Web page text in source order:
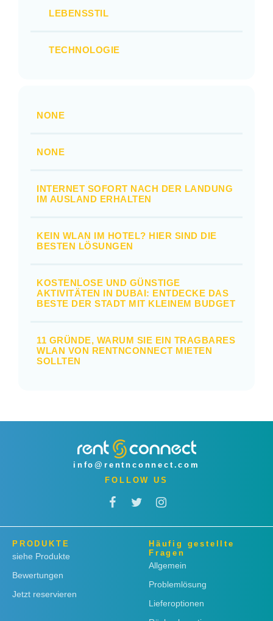
LEBENSSTIL
TECHNOLOGIE
NONE
NONE
INTERNET SOFORT NACH DER LANDUNG
IM AUSLAND ERHALTEN
KEIN WLAN IM HOTEL? HIER SIND DIE
BESTEN LÖSUNGEN
KOSTENLOSE UND GÜNSTIGE
AKTIVITÄTEN IN DUBAI: ENTDECKE DAS
BESTE DER STADT MIT KLEINEM BUDGET
11 GRÜNDE, WARUM SIE EIN TRAGBARES
WLAN VON RENTNCONNECT MIETEN
SOLLTEN
info@rentnconnect.com
FOLLOW US
PRODUKTE
siehe Produkte
Bewertungen
Jetzt reservieren
Häufig gestellte
Fragen
Allgemein
Problemlösung
Lieferoptionen